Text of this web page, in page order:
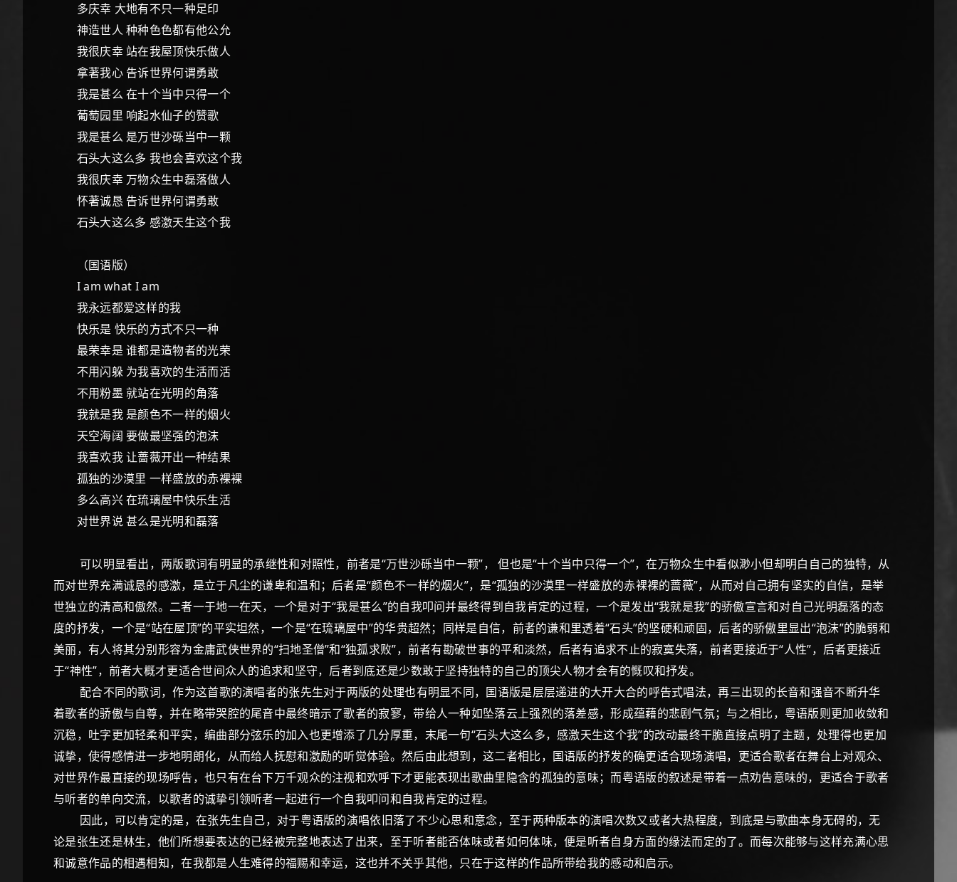
多庆幸 大地有不只一种足印
神造世人 种种色色都有他公允
我很庆幸 站在我屋顶快乐做人
拿著我心 告诉世界何谓勇敢
我是甚么 在十个当中只得一个
葡萄园里 响起水仙子的赞歌
我是甚么 是万世沙砾当中一颗
石头大这么多 我也会喜欢这个我
我很庆幸 万物众生中磊落做人
怀著诚恳 告诉世界何谓勇敢
石头大这么多 感激天生这个我
（国语版）
I am what I am
我永远都爱这样的我
快乐是 快乐的方式不只一种
最荣幸是 谁都是造物者的光荣
不用闪躲 为我喜欢的生活而活
不用粉墨 就站在光明的角落
我就是我 是颜色不一样的烟火
天空海阔 要做最坚强的泡沫
我喜欢我 让蔷薇开出一种结果
孤独的沙漠里 一样盛放的赤裸裸
多么高兴 在琉璃屋中快乐生活
对世界说 甚么是光明和磊落
可以明显看出，两版歌词有明显的承继性和对照性，前者是“万世沙砾当中一颗”， 但也是“十个当中只得一个”，在万物众生中看似渺小但却明白自己的独特，从
而对世界充满诚恳的感激，是立于凡尘的谦卑和温和；后者是“颜色不一样的烟火”，是“孤独的沙漠里一样盛放的赤裸裸的蔷薇”，从而对自己拥有坚实的自信，是举
世独立的清高和傲然。二者一于地一在天，一个是对于“我是甚么”的自我叩问并最终得到自我肯定的过程，一个是发出“我就是我”的骄傲宣言和对自己光明磊落的态
度的抒发，一个是“站在屋顶”的平实坦然，一个是“在琉璃屋中”的华贵超然；同样是自信，前者的谦和里透着“石头”的坚硬和顽固，后者的骄傲里显出“泡沫”的脆弱和
美丽，有人将其分别形容为金庸武侠世界的“扫地圣僧”和“独孤求败”，前者有勘破世事的平和淡然，后者有追求不止的寂寞失落，前者更接近于“人性”，后者更接近
于“神性”，前者大概才更适合世间众人的追求和坚守，后者到底还是少数敢于坚持独特的自己的顶尖人物才会有的慨叹和抒发。
配合不同的歌词，作为这首歌的演唱者的张先生对于两版的处理也有明显不同，国语版是层层递进的大开大合的呼告式唱法，再三出现的长音和强音不断升华
着歌者的骄傲与自尊，并在略带哭腔的尾音中最终暗示了歌者的寂寥，带给人一种如坠落云上强烈的落差感，形成蕴藉的悲剧气氛；与之相比，粤语版则更加收敛和
沉稳，吐字更加轻柔和平实，编曲部分弦乐的加入也更增添了几分厚重，末尾一句“石头大这么多，感激天生这个我”的改动最终干脆直接点明了主题，处理得也更加
诚挚，使得感情进一步地明朗化，从而给人抚慰和激励的听觉体验。然后由此想到，这二者相比，国语版的抒发的确更适合现场演唱，更适合歌者在舞台上对观众、
对世界作最直接的现场呼告，也只有在台下万千观众的注视和欢呼下才更能表现出歌曲里隐含的孤独的意味；而粤语版的叙述是带着一点劝告意味的，更适合于歌者
与听者的单向交流，以歌者的诚挚引领听者一起进行一个自我叩问和自我肯定的过程。
因此，可以肯定的是，在张先生自己，对于粤语版的演唱依旧落了不少心思和意念，至于两种版本的演唱次数又或者大热程度，到底是与歌曲本身无碍的，无
论是张生还是林生，他们所想要表达的已经被完整地表达了出来，至于听者能否体味或者如何体味，便是听者自身方面的缘法而定的了。而每次能够与这样充满心思
和诚意作品的相遇相知，在我都是人生难得的福赐和幸运，这也并不关乎其他，只在于这样的作品所带给我的感动和启示。